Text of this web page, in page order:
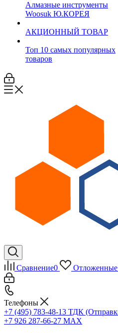
Алмазные инструменты
Woosuk Ю.КОРЕЯ
АКЦИОННЫЙ ТОВАР
Топ 10 самых популярных
товаров
Сравнение0 Отложенные
Телефоны
+7 (495) 783-48-13 ТДК
+7 926 287-66-27 МАХ